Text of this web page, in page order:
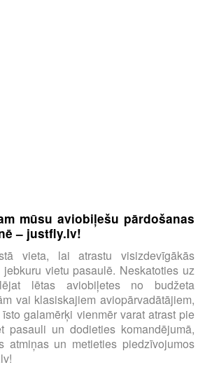
mūsu aviobiļešu pārdošanas
– justfly.lv!
vieta, lai atrastu visizdevīgākās
vietu pasaulē. Neskatoties uz
lētas aviobiļetes no budžeta
vai klasiskajiem aviopārvadātājiem,
galamērķi vienmēr varat atrast pie
pasauli un dodieties komandējumā,
atmiņas un metieties piedzīvojumos